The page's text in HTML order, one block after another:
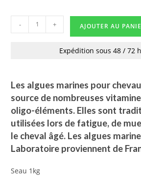
- + AJOUTER AU
Expédition sous 48 / 72
Les algues marines pour
source de nombreuses
oligo-éléments. Elles sont
utilisées lors de fatigue, de
le cheval âgé. Les algues
Laboratoire proviennent de
Seau 1kg